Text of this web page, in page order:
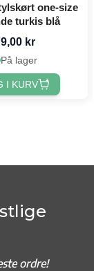
one-size
turkis blå
kr
På lager
I KURV
ordre!